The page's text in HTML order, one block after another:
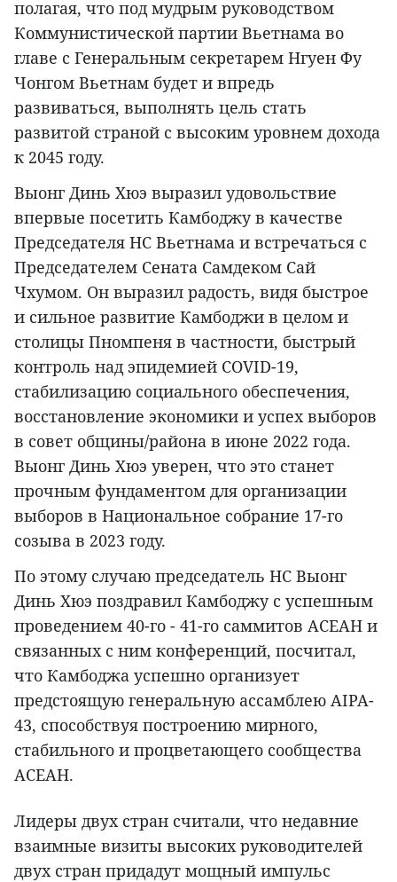
полагая, что под мудрым руководством
Коммунистической партии Вьетнама во
главе с Генеральным секретарем Нгуен Фу
Чонгом Вьетнам будет и впредь
развиваться, выполнять цель стать
развитой страной с высоким уровнем дохода
к 2045 году.
Выонг Динь Хюэ выразил удовольствие
впервые посетить Камбоджу в качестве
Председателя НС Вьетнама и встречаться с
Председателем Сената Самдеком Сай
Чхумом. Он выразил радость, видя быстрое
и сильное развитие Камбоджи в целом и
столицы Пномпеня в частности, быстрый
контроль над эпидемией COVID-19,
стабилизацию социального обеспечения,
восстановление экономики и успех выборов
в совет общины/района в июне 2022 года.
Выонг Динь Хюэ уверен, что это станет
прочным фундаментом для организации
выборов в Национальное собрание 17-го
созыва в 2023 году.
По этому случаю председатель НС Выонг
Динь Хюэ поздравил Камбоджу с успешным
проведением 40-го - 41-го саммитов АСЕАН и
связанных с ним конференций, посчитал,
что Камбоджа успешно организует
предстоящую генеральную ассамблею AIPA-
43, способствуя построению мирного,
стабильного и процветающего сообщества
АСЕАН.
Лидеры двух стран считали, что недавние
взаимные визиты высоких руководителей
двух стран придадут мощный импульс